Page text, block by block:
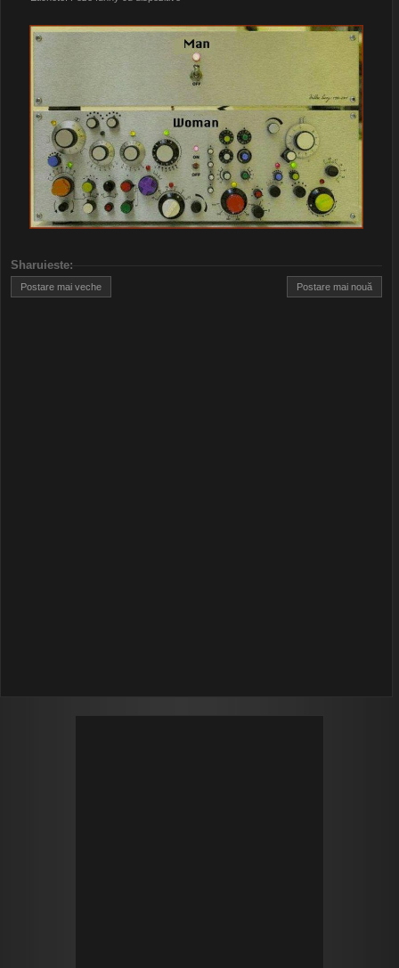
Sharuieste:
Postare mai nouă
Postare mai veche